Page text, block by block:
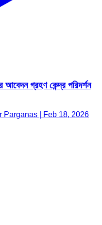
গ্রহণ কেন্দ্র পরিদর্শন
Parganas | Feb 18, 2026